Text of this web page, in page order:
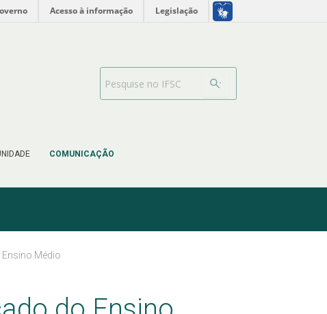
Acesso à informação Legislação
COMUNICAÇÃO
Barra de busca
Médio